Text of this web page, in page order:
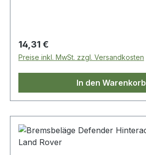
Regulärer Preis:
14,31 €
Preise inkl. MwSt. zzgl. Versandkosten
In den Warenkorb